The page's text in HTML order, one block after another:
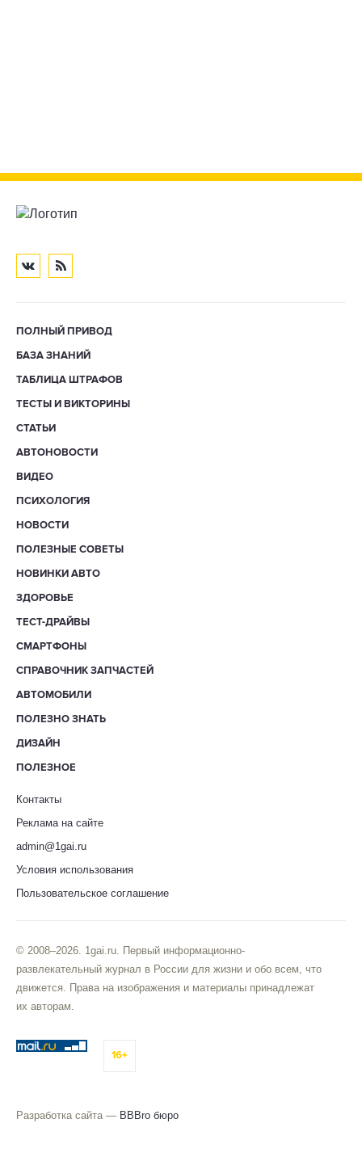
ПОЛНЫЙ ПРИВОД
БАЗА ЗНАНИЙ
ТАБЛИЦА ШТРАФОВ
ТЕСТЫ И ВИКТОРИНЫ
СТАТЬИ
АВТОНОВОСТИ
ВИДЕО
ПСИХОЛОГИЯ
НОВОСТИ
ПОЛЕЗНЫЕ СОВЕТЫ
НОВИНКИ АВТО
ЗДОРОВЬЕ
ТЕСТ-ДРАЙВЫ
СМАРТФОНЫ
СПРАВОЧНИК ЗАПЧАСТЕЙ
АВТОМОБИЛИ
ПОЛЕЗНО ЗНАТЬ
ДИЗАЙН
ПОЛЕЗНОЕ
Контакты
Реклама на сайте
admin@1gai.ru
Условия использования
Пользовательское соглашение
© 2008–2026. 1gai.ru. Первый информационно-
развлекательный журнал в России для жизни и обо всем, что
движется. Права на изображения и материалы принадлежат
их авторам.
16+
Разработка сайта — BBBro бюро